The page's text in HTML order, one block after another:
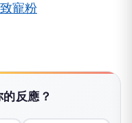
寵粉
反應？